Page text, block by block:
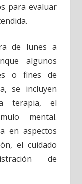
para evaluar
de lunes a
algunos
o fines de
se incluyen
terapia, el
mental.
en aspectos
el cuidado
de